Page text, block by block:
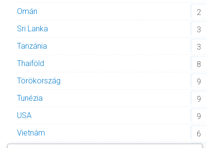
Omán
2
Sri Lanka
3
Tanzánia
3
Thaiföld
8
Törökország
9
Tunézia
9
USA
9
Vietnám
6